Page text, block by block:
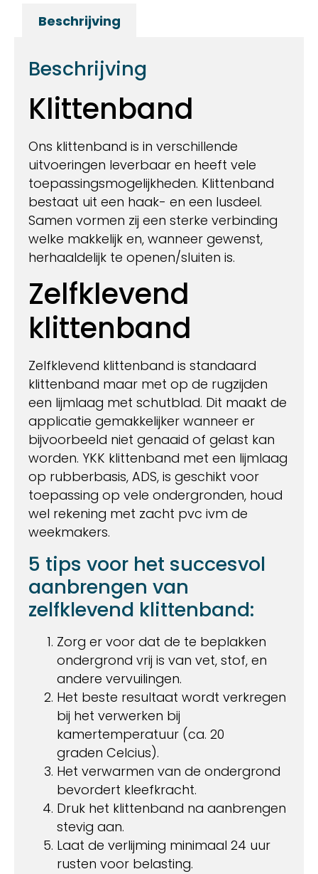
Beschrijving
Beschrijving
Klittenband
Ons klittenband is in verschillende
uitvoeringen leverbaar en heeft vele
toepassingsmogelijkheden. Klittenband
bestaat uit een haak- en een lusdeel.
Samen vormen zij een sterke verbinding
welke makkelijk en, wanneer gewenst,
herhaaldelijk te openen/sluiten is.
Zelfklevend
klittenband
Zelfklevend klittenband is standaard
klittenband maar met op de rugzijden
een lijmlaag met schutblad. Dit maakt de
applicatie gemakkelijker wanneer er
bijvoorbeeld niet genaaid of gelast kan
worden. YKK klittenband met een lijmlaag
op rubberbasis, ADS, is geschikt voor
toepassing op vele ondergronden, houd
wel rekening met zacht pvc ivm de
weekmakers.
5 tips voor het succesvol
aanbrengen van
zelfklevend klittenband:
Zorg er voor dat de te beplakken
ondergrond vrij is van vet, stof, en
andere vervuilingen.
Het beste resultaat wordt verkregen
bij het verwerken bij
kamertemperatuur (ca. 20
graden Celcius).
Het verwarmen van de ondergrond
bevordert kleefkracht.
Druk het klittenband na aanbrengen
stevig aan.
Laat de verlijming minimaal 24 uur
rusten voor belasting.